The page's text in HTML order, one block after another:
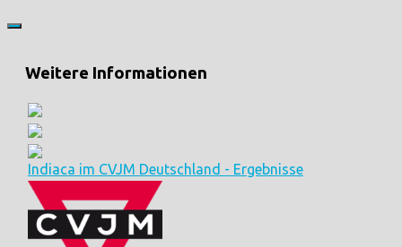
Weitere Informationen
Indiaca im CVJM Deutschland - Ergebnisse